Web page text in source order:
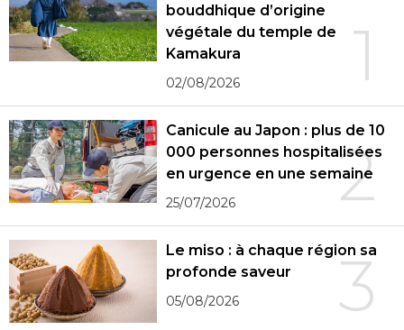
1
bouddhique d’origine
végétale du temple de
Kamakura
02/08/2026
2
Canicule au Japon : plus de 10
000 personnes hospitalisées
en urgence en une semaine
25/07/2026
3
Le miso : à chaque région sa
profonde saveur
05/08/2026